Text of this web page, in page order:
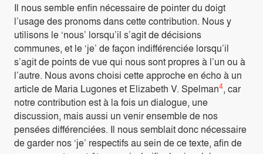
Il nous semble enfin nécessaire de pointer du doigt
l’usage des pronoms dans cette contribution. Nous y
utilisons le ‘nous’ lorsqu’il s’agit de décisions
communes, et le ‘je’ de façon indifférenciée lorsqu’il
s’agit de points de vue qui nous sont propres à l’un ou à
l’autre. Nous avons choisi cette approche en écho à un
article de Maria Lugones et Elizabeth V. Spelman4, car
notre contribution est à la fois un dialogue, une
discussion, mais aussi un venir ensemble de nos
pensées différenciées. Il nous semblait donc nécessaire
de garder nos ‘je’ respectifs au sein de ce texte, afin de